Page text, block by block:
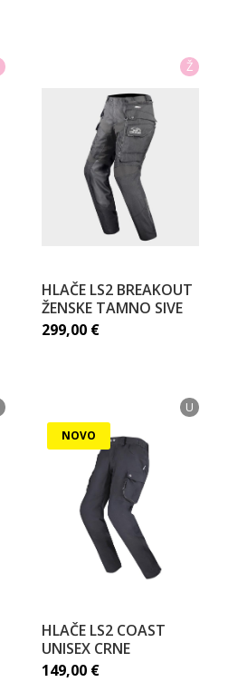
Ž
HLAČE LS2 BREAKOUT
ŽENSKE TAMNO SIVE
299,00 €
U
NOVO
HLAČE LS2 COAST
UNISEX CRNE
149,00 €